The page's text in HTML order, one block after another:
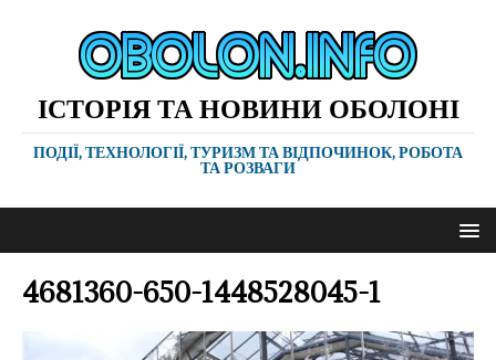
ІСТОРІЯ ТА НОВИНИ ОБОЛОНІ
ПОДІЇ, ТЕХНОЛОГІЇ, ТУРИЗМ ТА ВІДПОЧИНОК, РОБОТА
ТА РОЗВАГИ
4681360-650-1448528045-1